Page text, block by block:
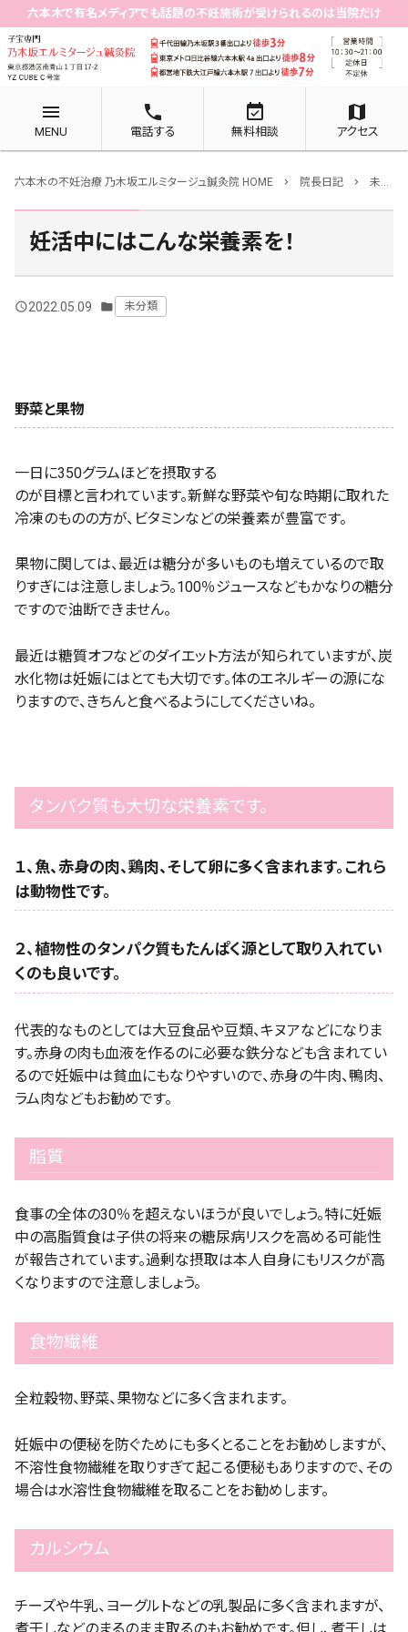
六本木で有名メディアでも話題の不妊施術が受けられるのは当院だけ
menu
MENU
phone
電話する
event_available
無料相談
map
アクセス
六本木の不妊治療 乃木坂エルミタージュ鍼灸院 HOME chevron_right 院長日記 chevron_right 未分類
妊活中にはこんな栄養素を！
query_builder2022.05.09 folder 未分類
野菜と果物
一日に350グラムほどを摂取する
のが目標と言われています。新鮮な野菜や旬な時期に取れた
冷凍のものの方が、ビタミンなどの栄養素が豊富です。
果物に関しては、最近は糖分が多いものも増えているので取
りすぎには注意しましょう。100％ジュースなどもかなりの糖分
ですので油断できません。
最近は糖質オフなどのダイエット方法が知られていますが、炭
水化物は妊娠にはとても大切です。体のエネルギーの源にな
りますので、きちんと食べるようにしてくださいね。
タンパク質も大切な栄養素です。
１、魚、赤身の肉、鶏肉、そして卵に多く含まれます。これら
は動物性です。
２、植物性のタンパク質もたんぱく源として取り入れてい
くのも良いです。
代表的なものとしては大豆食品や豆類、キヌアなどになりま
す。赤身の肉も血液を作るのに必要な鉄分なども含まれてい
るので妊娠中は貧血にもなりやすいので、赤身の牛肉、鴨肉、
ラム肉などもお勧めです。
脂質
食事の全体の30％を超えないほうが良いでしょう。特に妊娠
中の高脂質食は子供の将来の糖尿病リスクを高める可能性
が報告されています。過剰な摂取は本人自身にもリスクが高
くなりますので注意しましょう。
食物繊維
全粒穀物、野菜、果物などに多く含まれます。
妊娠中の便秘を防ぐためにも多くとることをお勧めしますが、
不溶性食物繊維を取りすぎて起こる便秘もありますので、その
場合は水溶性食物繊維を取ることをお勧めします。
カルシウム
チーズや牛乳、ヨーグルトなどの乳製品に多く含まれますが、